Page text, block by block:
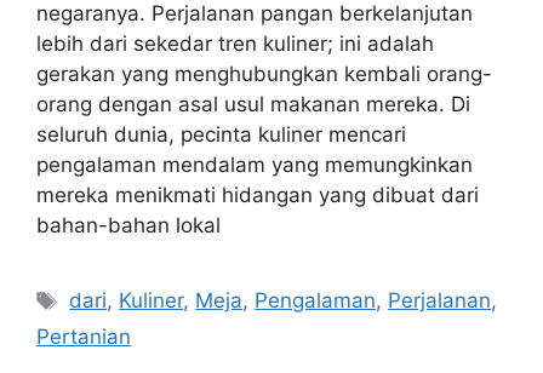
negaranya. Perjalanan pangan berkelanjutan
lebih dari sekedar tren kuliner; ini adalah
gerakan yang menghubungkan kembali orang-
orang dengan asal usul makanan mereka. Di
seluruh dunia, pecinta kuliner mencari
pengalaman mendalam yang memungkinkan
mereka menikmati hidangan yang dibuat dari
bahan-bahan lokal
Tags
dari, Kuliner, Meja, Pengalaman, Perjalanan,
Pertanian